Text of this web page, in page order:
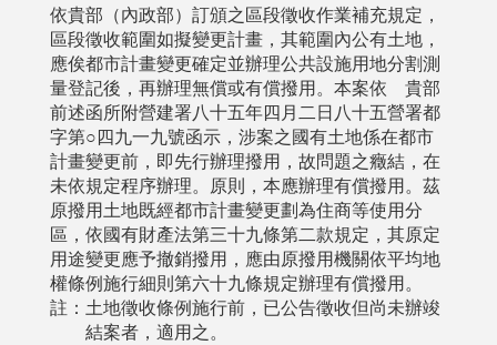
依貴部（內政部）訂頒之區段徵收作業補充規定，
區段徵收範圍如擬變更計畫，其範圍內公有土地，
應俟都市計畫變更確定並辦理公共設施用地分割測
量登記後，再辦理無償或有償撥用。本案依 貴部
前述函所附營建署八十五年四月二日八十五營署都
字第○四九一九號函示，涉案之國有土地係在都市
計畫變更前，即先行辦理撥用，故問題之癥結，在
未依規定程序辦理。原則，本應辦理有償撥用。茲
原撥用土地既經都市計畫變更劃為住商等使用分
區，依國有財產法第三十九條第二款規定，其原定
用途變更應予撤銷撥用，應由原撥用機關依平均地
權條例施行細則第六十九條規定辦理有償撥用。
註：土地徵收條例施行前，已公告徵收但尚未辦竣
結案者，適用之。